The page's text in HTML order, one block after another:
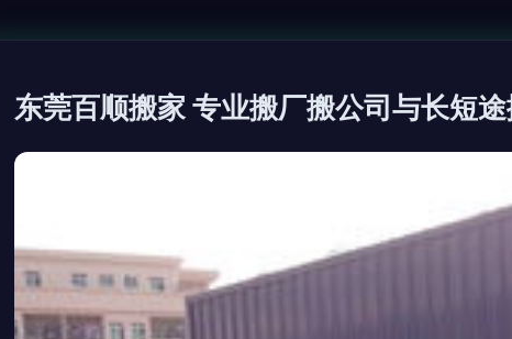
东莞百顺搬家 专业搬厂搬公司与长短